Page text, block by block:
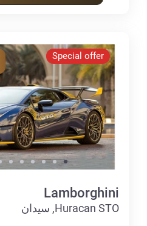
Special offer
Lamborghini
Huracan STO, سيدان